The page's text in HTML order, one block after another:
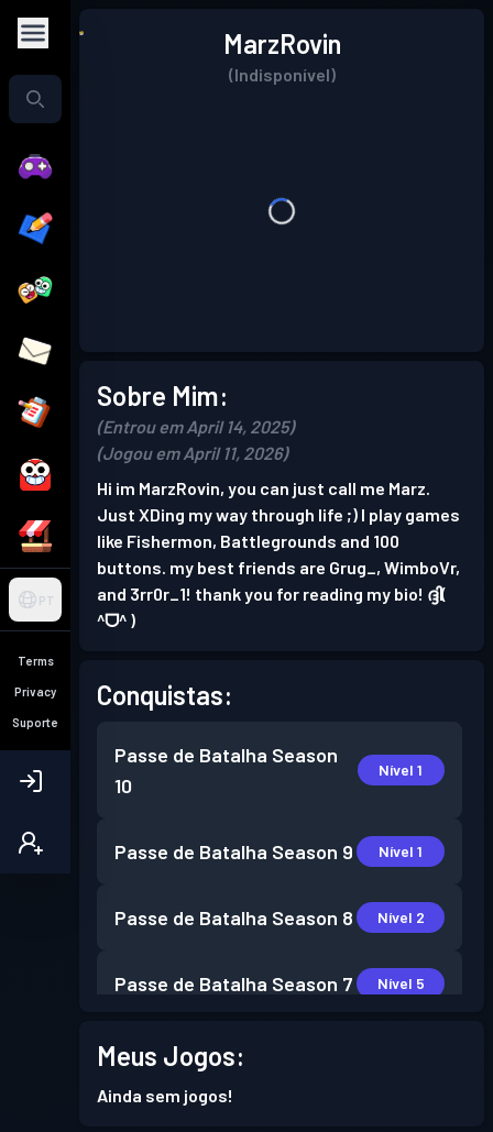
PT
Terms
Privacy
Suporte
MarzRovin
(Indisponível)
Sobre Mim:
(Entrou em April 14, 2025)
(Jogou em April 11, 2026)
Hi im MarzRovin, you can just call me Marz.
Just XDing my way through life ;) I play games
like Fishermon, Battlegrounds and 100
buttons. my best friends are Grug_, WimboVr,
and 3rr0r_1! thank you for reading my bio! ദ്ദി(
^ᗜ^ )
Conquistas:
Passe de Batalha Season
10
Nível 1
Passe de Batalha Season 9 Nível 1
Passe de Batalha Season 8 Nível 2
Passe de Batalha Season 7 Nível 5
Passe de Batalha
Meus Jogos:
Ainda sem jogos!